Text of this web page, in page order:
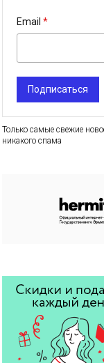
Email
Подписаться
Только самые свежие
никакого спама